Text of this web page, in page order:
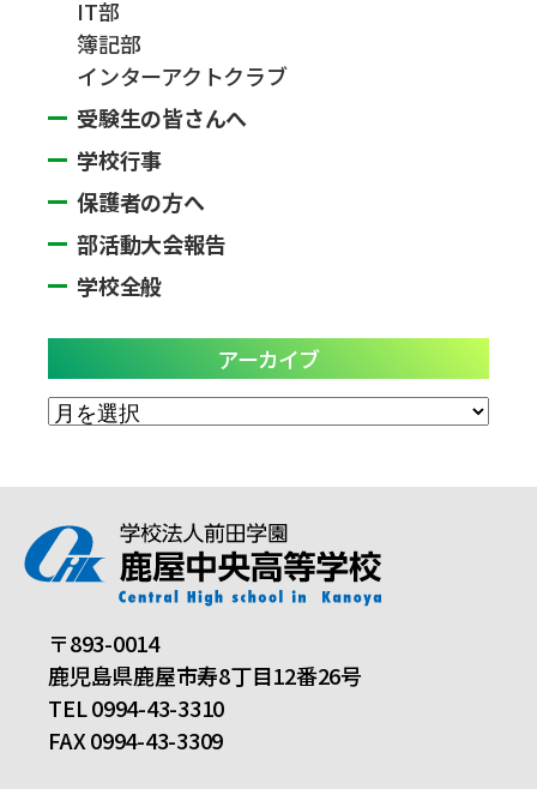
IT部
簿記部
インターアクトクラブ
受験生の皆さんへ
学校行事
保護者の方へ
部活動大会報告
学校全般
アーカイブ
ア
ブ
〒893-0014
鹿児島県鹿屋市寿8丁目12番26号
TEL 0994-43-3310
FAX 0994-43-3309